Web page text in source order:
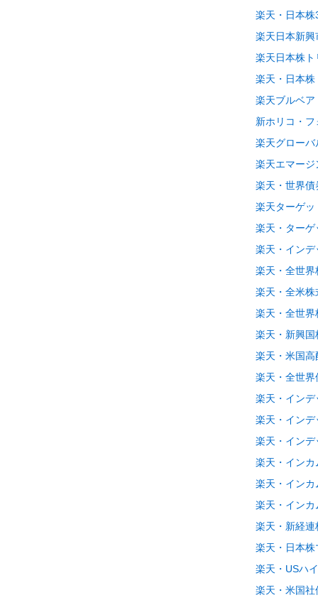
楽天・日本
楽天日本新
楽天日本株
楽天・日本
楽天ブルベ
新ホリコ・
楽天グロー
楽天エマー
楽天・世界
楽天ターゲ
楽天・ター
楽天・イン
楽天・全世
楽天・全米
楽天・全世
楽天・新興
楽天・米国
楽天・全世
楽天・イン
楽天・イン
楽天・イン
楽天・イン
楽天・イン
楽天・イン
楽天・新経
楽天・日本
楽天・USハ
楽天・米国